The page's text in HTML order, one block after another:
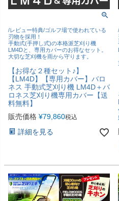
/レビュー特典/ゴルフ場で使われている
刃物を採用！
手動式(手押し式)の本格派芝刈り機
LM4Dと、専用カバーのお得なセット。
大切な芝刈機を雨から守ります。
【お得な２種セット♪】
【LM4D】【専用カバー】バロ
ネス 手動式芝刈り機 LM4D＋バ
ロネス芝刈り機専用カバー【送
料無料】
販売価格 ¥79,860税込
詳細を見る